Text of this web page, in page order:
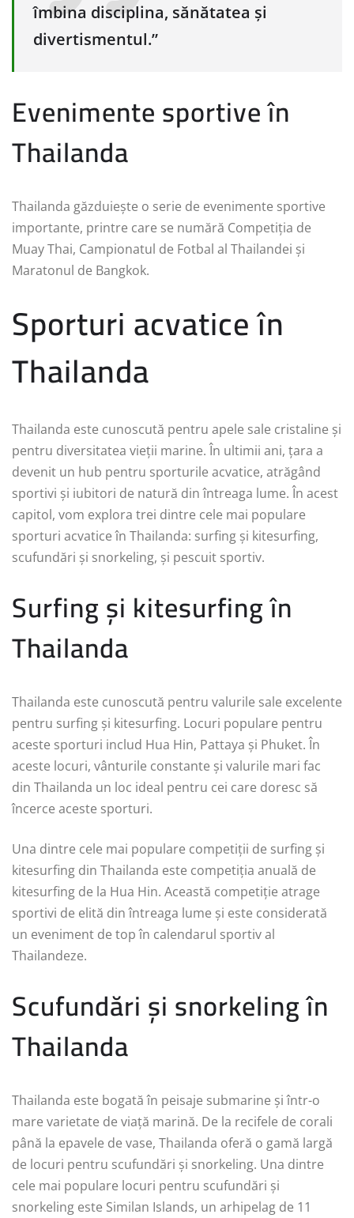
îmbina disciplina, sănătatea și
divertismentul.”
Evenimente sportive în
Thailanda
Thailanda găzduiește o serie de evenimente sportive
importante, printre care se numără Competiția de
Muay Thai, Campionatul de Fotbal al Thailandei și
Maratonul de Bangkok.
Sporturi acvatice în
Thailanda
Thailanda este cunoscută pentru apele sale cristaline și
pentru diversitatea vieții marine. În ultimii ani, țara a
devenit un hub pentru sporturile acvatice, atrăgând
sportivi și iubitori de natură din întreaga lume. În acest
capitol, vom explora trei dintre cele mai populare
sporturi acvatice în Thailanda: surfing și kitesurfing,
scufundări și snorkeling, și pescuit sportiv.
Surfing și kitesurfing în
Thailanda
Thailanda este cunoscută pentru valurile sale excelente
pentru surfing și kitesurfing. Locuri populare pentru
aceste sporturi includ Hua Hin, Pattaya și Phuket. În
aceste locuri, vânturile constante și valurile mari fac
din Thailanda un loc ideal pentru cei care doresc să
încerce aceste sporturi.
Una dintre cele mai populare competiții de surfing și
kitesurfing din Thailanda este competiția anuală de
kitesurfing de la Hua Hin. Această competiție atrage
sportivi de elită din întreaga lume și este considerată
un eveniment de top în calendarul sportiv al
Thailandeze.
Scufundări și snorkeling în
Thailanda
Thailanda este bogată în peisaje submarine și într-o
mare varietate de viață marină. De la recifele de corali
până la epavele de vase, Thailanda oferă o gamă largă
de locuri pentru scufundări și snorkeling. Una dintre
cele mai populare locuri pentru scufundări și
snorkeling este Similan Islands, un arhipelag de 11